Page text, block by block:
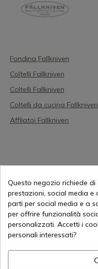
Fondina Fallkniven
Coltelli Fallkniven
Coltelli Fallkniven
Coltelli da cucina Fallkniven
Affilatoi Fallkniven
Accessori
Questo negozio richiede
prestazioni, social media e
parti per social media e a
per offrire funzionalità
personalizzati. Accetti i
personali interessati?